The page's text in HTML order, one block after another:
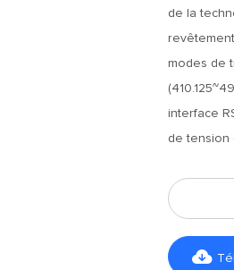
de la
modes de
interface
de tension
